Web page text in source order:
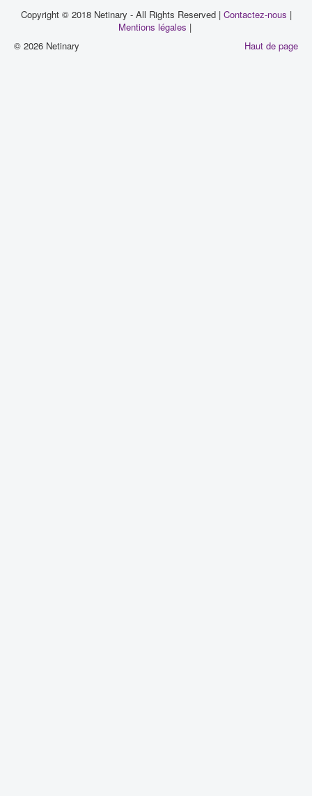
Copyright © 2018 Netinary - All Rights Reserved | Contactez-nous |
Mentions légales |
Haut de page
© 2026 Netinary